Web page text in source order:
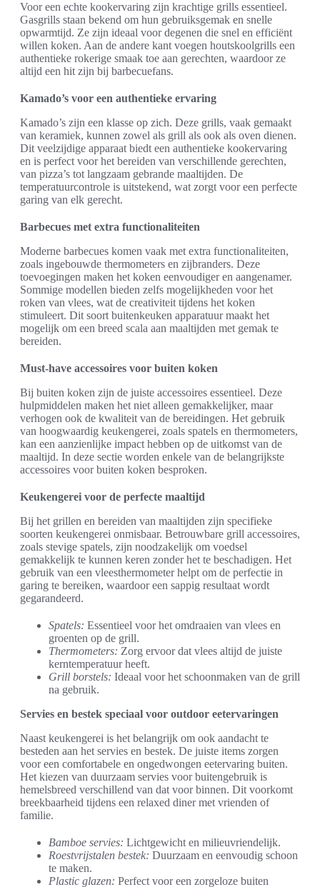
Voor een echte kookervaring zijn krachtige grills essentieel.
Gasgrills staan bekend om hun gebruiksgemak en snelle
opwarmtijd. Ze zijn ideaal voor degenen die snel en efficiënt
willen koken. Aan de andere kant voegen houtskoolgrills een
authentieke rokerige smaak toe aan gerechten, waardoor ze
altijd een hit zijn bij barbecuefans.
Kamado’s voor een authentieke ervaring
Kamado’s zijn een klasse op zich. Deze grills, vaak gemaakt
van keramiek, kunnen zowel als grill als ook als oven dienen.
Dit veelzijdige apparaat biedt een authentieke kookervaring
en is perfect voor het bereiden van verschillende gerechten,
van pizza’s tot langzaam gebrande maaltijden. De
temperatuurcontrole is uitstekend, wat zorgt voor een perfecte
garing van elk gerecht.
Barbecues met extra functionaliteiten
Moderne barbecues komen vaak met extra functionaliteiten,
zoals ingebouwde thermometers en zijbranders. Deze
toevoegingen maken het koken eenvoudiger en aangenamer.
Sommige modellen bieden zelfs mogelijkheden voor het
roken van vlees, wat de creativiteit tijdens het koken
stimuleert. Dit soort buitenkeuken apparatuur maakt het
mogelijk om een breed scala aan maaltijden met gemak te
bereiden.
Must-have accessoires voor buiten koken
Bij buiten koken zijn de juiste accessoires essentieel. Deze
hulpmiddelen maken het niet alleen gemakkelijker, maar
verhogen ook de kwaliteit van de bereidingen. Het gebruik
van hoogwaardig keukengerei, zoals spatels en thermometers,
kan een aanzienlijke impact hebben op de uitkomst van de
maaltijd. In deze sectie worden enkele van de belangrijkste
accessoires voor buiten koken besproken.
Keukengerei voor de perfecte maaltijd
Bij het grillen en bereiden van maaltijden zijn specifieke
soorten keukengerei onmisbaar. Betrouwbare grill accessoires,
zoals stevige spatels, zijn noodzakelijk om voedsel
gemakkelijk te kunnen keren zonder het te beschadigen. Het
gebruik van een vleesthermometer helpt om de perfectie in
garing te bereiken, waardoor een sappig resultaat wordt
gegarandeerd.
Spatels: Essentieel voor het omdraaien van vlees en
groenten op de grill.
Thermometers: Zorg ervoor dat vlees altijd de juiste
kerntemperatuur heeft.
Grill borstels: Ideaal voor het schoonmaken van de grill
na gebruik.
Servies en bestek speciaal voor outdoor eetervaringen
Naast keukengerei is het belangrijk om ook aandacht te
besteden aan het servies en bestek. De juiste items zorgen
voor een comfortabele en ongedwongen eetervaring buiten.
Het kiezen van duurzaam servies voor buitengebruik is
hemelsbreed verschillend van dat voor binnen. Dit voorkomt
breekbaarheid tijdens een relaxed diner met vrienden of
familie.
Bamboe servies: Lichtgewicht en milieuvriendelijk.
Roestvrijstalen bestek: Duurzaam en eenvoudig schoon
te maken.
Plastic glazen: Perfect voor een zorgeloze buiten